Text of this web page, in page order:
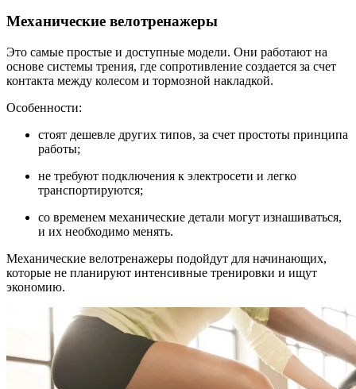
Механические велотренажеры
Это самые простые и доступные модели. Они работают на
основе системы трения, где сопротивление создается за счет
контакта между колесом и тормозной накладкой.
Особенности:
стоят дешевле других типов, за счет простоты принципа
работы;
не требуют подключения к электросети и легко
транспортируются;
со временем механические детали могут изнашиваться,
и их необходимо менять.
Механические велотренажеры подойдут для начинающих,
которые не планируют интенсивные тренировки и ищут
экономию.